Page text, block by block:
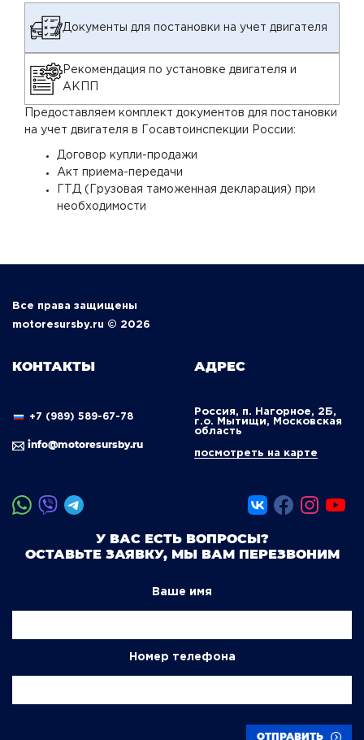
Документы для постановки на учет двигателя
Рекомендация по установке двигателя и
АКПП
Предоставляем комплект документов для постановки
на учет двигателя в Госавтоинспекции России:
Договор купли-продажи
Акт приема-передачи
ГТД (Грузовая таможенная декларация) при
необходимости
Все права защищены
motoresursby.ru © 2026
КОНТАКТЫ
+7 (989) 589-67-78
info@motoresursby.ru
АДРЕС
Россия, п. Нагорное, 2Б,
г.о. Мытищи, Московская
область
посмотреть на карте
У ВАС ЕСТЬ ВОПРОСЫ?
ОСТАВЬТЕ ЗАЯВКУ, МЫ ВАМ ПЕРЕЗВОНИМ
Ваше имя
Номер телефона
ОТПРАВИТЬ